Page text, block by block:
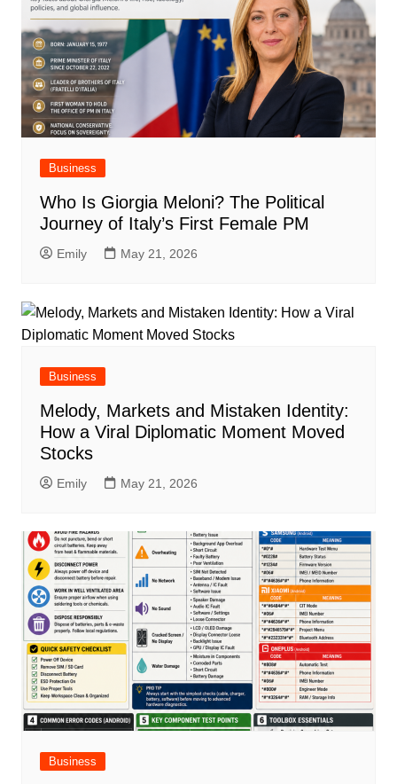
Business
Who Is Giorgia Meloni? The Political
Journey of Italy’s First Female PM
Emily May 21, 2026
Business
Melody, Markets and Mistaken Identity:
How a Viral Diplomatic Moment Moved
Stocks
Emily May 21, 2026
Business